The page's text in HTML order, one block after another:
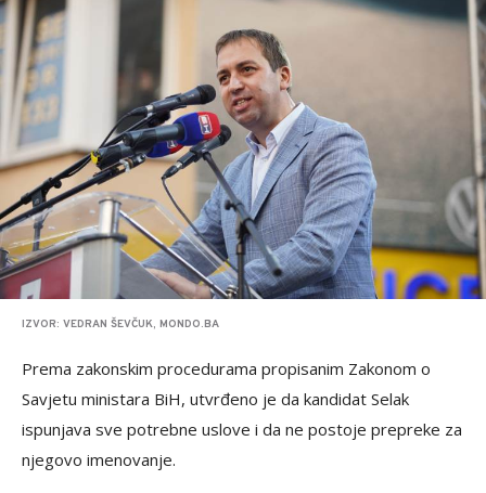
IZVOR: VEDRAN ŠEVČUK, MONDO.BA
Prema zakonskim procedurama propisanim Zakonom o
Savjetu ministara BiH, utvrđeno je da kandidat Selak
ispunjava sve potrebne uslove i da ne postoje prepreke za
njegovo imenovanje.